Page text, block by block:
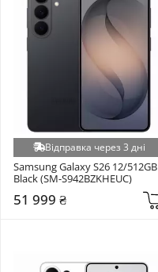
Відправка через 3 дні
Samsung Galaxy S26 12/512GB
Black (SM-S942BZKHEUC)
51 999 ₴